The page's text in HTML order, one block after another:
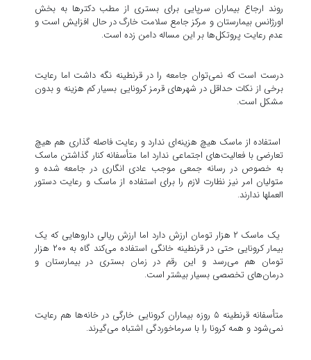
روند ارجاع بیماران سرپایی برای بستری از مطب دکترها به بخش
اورژانس بیمارستان و مرکز جامع سلامت خارگ در حال افزایش است و
عدم رعایت پروتکل‌ها بر این مساله دامن زده است.
درست است که نمی‌توان جامعه را در قرنطینه نگه داشت اما رعایت
برخی از نکات حداقل در شهرهای قرمز کرونایی بسیار کم هزینه و بدون
مشکل است.
استفاده از ماسک هیچ هزینه‌ای ندارد و رعایت فاصله گذاری هم هیچ
تعارضی با فعالیت‌های اجتماعی ندارد اما متأسفانه کنار گذاشتن ماسک
به خصوص در رسانه جمعی موجب عادی انگاری در جامعه شده و
متولیان امر نیز نظارت لازم را برای استفاده از ماسک و رعایت دستور
العملها ندارند.
یک ماسک ۲ هزار تومان ارزش دارد اما ارزش ریالی داروهایی که یک
بیمار کرونایی حتی در قرنطینه خانگی استفاده می‌کند گاه به ۲۰۰ هزار
تومان هم می‌رسد و این رقم در زمان بستری در بیمارستان و
درمان‌های تخصصی بسیار بیشتر است.
متأسفانه قرنطینه ۵ روزه بیماران کرونایی خارگی در خانه‌ها هم رعایت
نمی‌شود و همه کرونا را با سرماخوردگی اشتباه می‌گیرند.